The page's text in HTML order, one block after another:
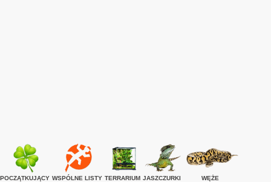
POCZĄTKUJĄCY WSPÓLNE LISTY TERRARIUM JASZCZURKI WĘŻE